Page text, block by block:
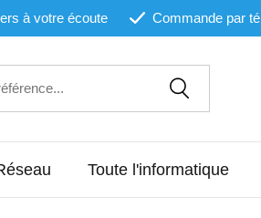
à votre écoute Commande par
Toute l'informatique